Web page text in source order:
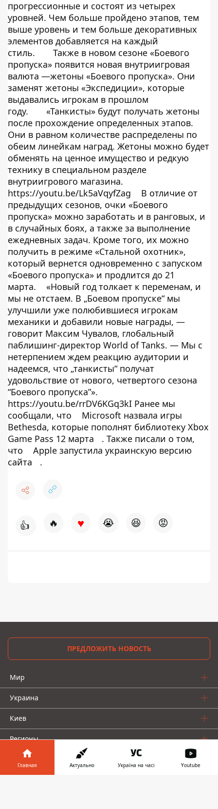
прогрессионные и состоят из четырех
уровней. Чем больше пройдено этапов, тем
выше уровень и тем больше декоративных
элементов добавляется на каждый
стиль.
Также в новом сезоне «Боевого
пропуска» появится новая внутриигровая
валюта —жетоны «Боевого пропуска». Они
заменят жетоны «Экспедиции», которые
выдавались игрокам в прошлом
году.
«Танкисты» будут получать жетоны
после прохождение определенных этапов.
Они в равном количестве распределены по
обеим линейкам наград. Жетоны можно будет
обменять на ценное имущество и редкую
технику в специальном разделе
внутриигрового магазина.
https://youtu.be/Lk5aVqyfZag
В отличие от
предыдущих сезонов, очки «Боевого
пропуска» можно заработать и в ранговых, и
в случайных боях, а также за выполнение
ежедневных задач. Кроме того, их можно
получить в режиме «Стальной охотник»,
который вернется одновременно с запуском
«Боевого пропуска» и продлится до 21
марта.
«Новый год толкает к переменам, и
мы не отстаем. В „Боевом пропуске“ мы
улучшили уже полюбившиеся игрокам
механики и добавили новые награды, —
говорит Максим Чувалов, глобальный
паблишинг-директор World of Tanks. — Мы с
нетерпением ждем реакцию аудитории и
надеемся, что „танкисты“ получат
удовольствие от нового, четвертого сезона
“Боевого пропуска”».
https://youtu.be/rrDV6KGq3kI Ранее мы
сообщали, что
Microsoft назвала игры
Bethesda, которые пополнят библиотеку Xbox
Game Pass 12 марта
. Также писали о том,
что
Apple запустила украинскую версию
сайта
.
👍 🔥 ♥ 😭 😆 😡
ПРЕДЛОЖИТЬ НОВОСТЬ
Мир
Украина
Киев
Регионы
Деньги
Главная Актуально Україна на часі Youtube